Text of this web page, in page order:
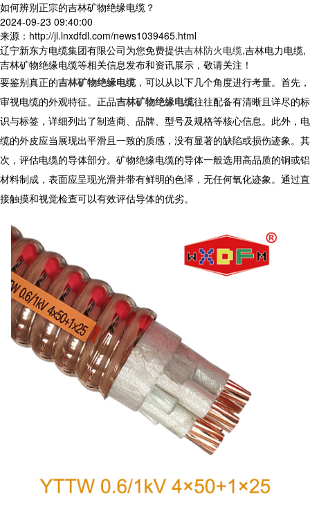
如何辨别正宗的吉林矿物绝缘电缆？
2024-09-23 09:40:00
来源：http://jl.lnxdfdl.com/news1039465.html
辽宁新东方电缆集团有限公司为您免费提供吉林防火电缆,吉林电力电缆,
吉林矿物绝缘电缆等相关信息发布和资讯展示，敬请关注！
要鉴别真正的吉林矿物绝缘电缆，可以从以下几个角度进行考量。首先，
审视电缆的外观特征。正品吉林矿物绝缘电缆往往配备有清晰且详尽的标
识与标签，详细列出了制造商、品牌、型号及规格等核心信息。此外，电
缆的外皮应当展现出平滑且一致的质感，没有显著的缺陷或损伤迹象。其
次，评估电缆的导体部分。矿物绝缘电缆的导体一般选用高品质的铜或铝
材料制成，表面应呈现光滑并带有鲜明的色泽，无任何氧化迹象。通过直
接触摸和视觉检查可以有效评估导体的优劣。